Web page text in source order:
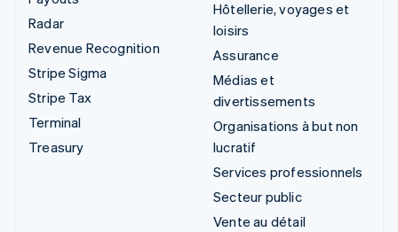
Radar
Revenue Recognition
Stripe Sigma
Stripe Tax
Terminal
Treasury
Hôtellerie, voyages et
loisirs
Assurance
Médias et
divertissements
Organisations à but non
lucratif
Services professionnels
Secteur public
Vente au détail